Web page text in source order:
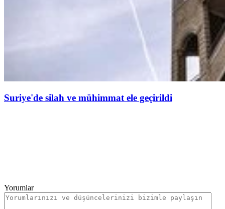
Suriye'de silah ve mühimmat ele geçirildi
Yorumlar